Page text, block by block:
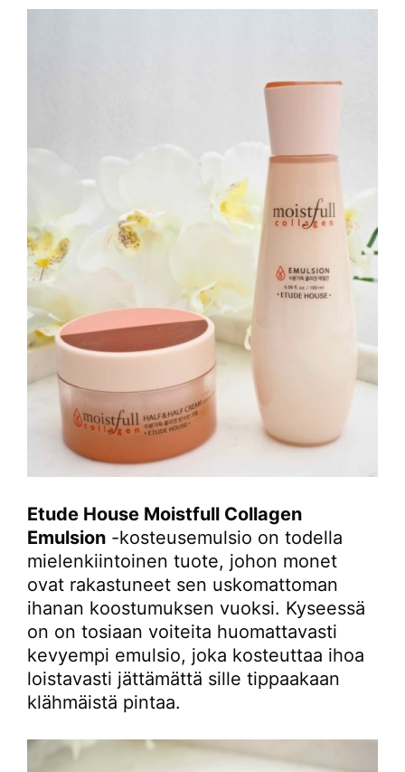
Etude House Moistfull Collagen
Emulsion -kosteusemulsio on todella
mielenkiintoinen tuote, johon monet
ovat rakastuneet sen uskomattoman
ihanan koostumuksen vuoksi. Kyseessä
on on tosiaan voiteita huomattavasti
kevyempi emulsio, joka kosteuttaa ihoa
loistavasti jättämättä sille tippaakaan
klähmäistä pintaa.